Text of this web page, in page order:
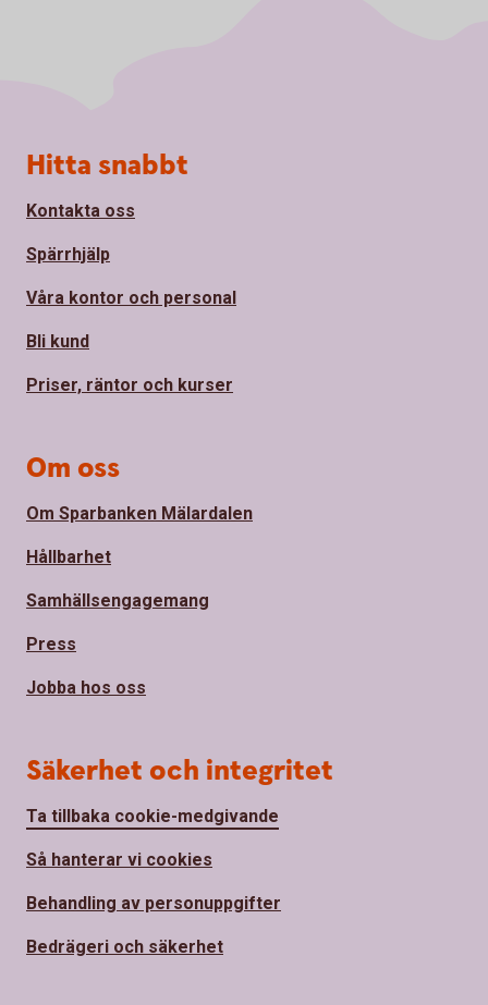
Sidfot
Hitta snabbt
Kontakta oss
Spärrhjälp
Våra kontor och personal
Bli kund
Priser, räntor och kurser
Om oss
Om Sparbanken Mälardalen
Hållbarhet
Samhällsengagemang
Press
Jobba hos oss
Säkerhet och integritet
Ta tillbaka cookie-medgivande
Så hanterar vi cookies
Behandling av personuppgifter
Bedrägeri och säkerhet